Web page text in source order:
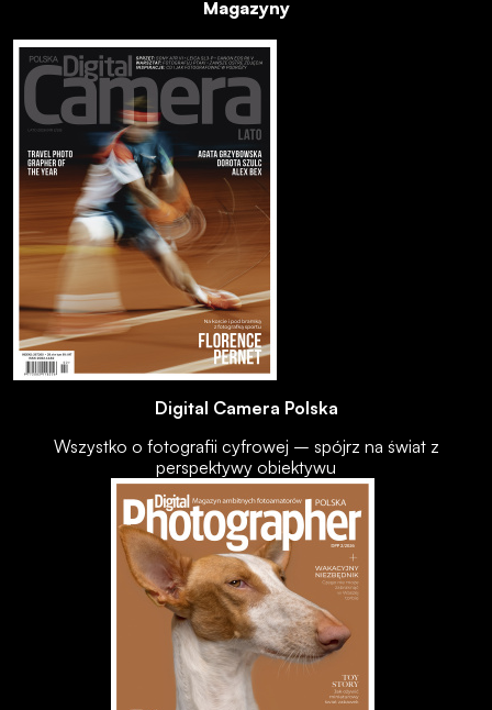
Magazyny
Digital Camera Polska
Wszystko o fotografii cyfrowej – spójrz na świat z
perspektywy obiektywu